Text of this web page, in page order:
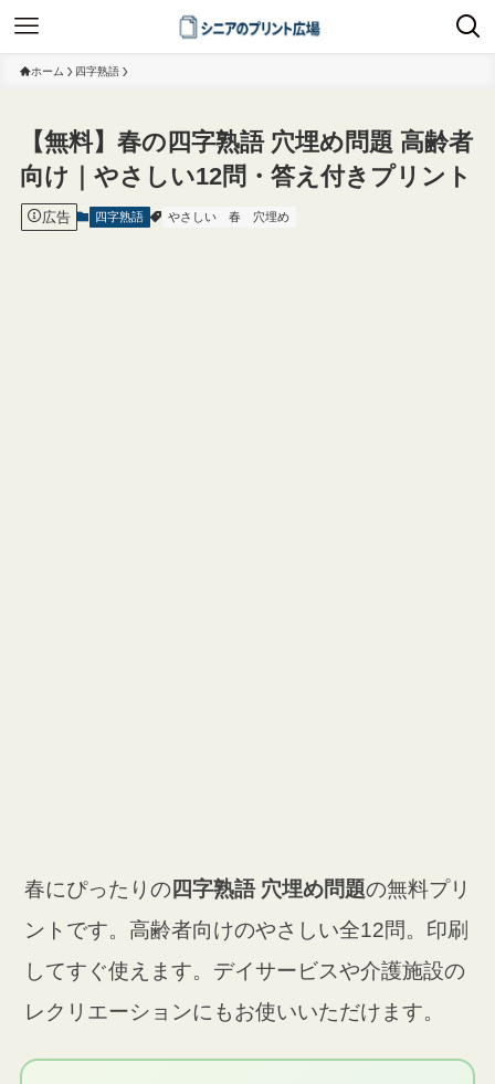
ホーム 四字熟語
【無料】春の四字熟語 穴埋め問題 高齢者
向け｜やさしい12問・答え付きプリント
広告 四字熟語 やさしい 春 穴埋め
春にぴったりの 四字熟語 穴埋め問題の無料プリ
ントです。高齢者向けのやさしい全12問。印刷
してすぐ使えます。デイサービスや介護施設の
レクリエーションにもお使いいただけます。